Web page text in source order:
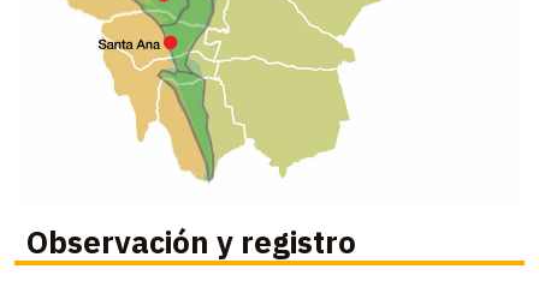
Observación y registro